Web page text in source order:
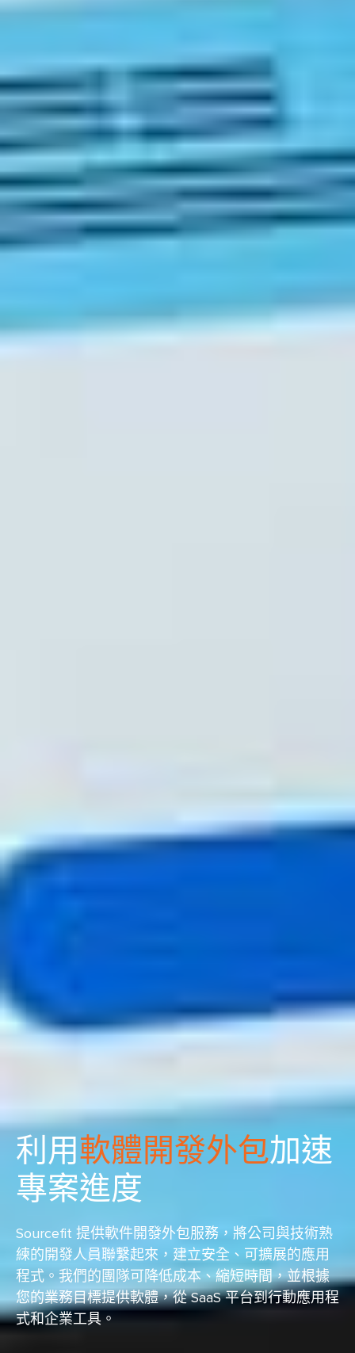
利用軟體開發外包加速
專案進度
Sourcefit 提供軟件開發外包服務，將公司與技術熟
練的開發人員聯繫起來，建立安全、可擴展的應用
程式。我們的團隊可降低成本、縮短時間，並根據
您的業務目標提供軟體，從 SaaS 平台到行動應用程
式和企業工具。